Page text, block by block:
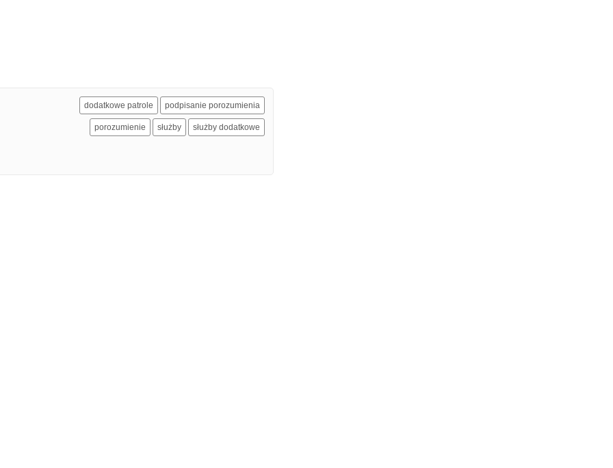
dodatkowe patrole podpisanie porozumienia
porozumienie służby służby dodatkowe